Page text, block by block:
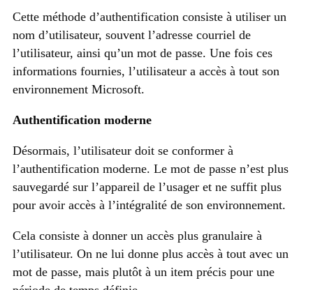
Cette méthode d’authentification consiste à utiliser un
nom d’utilisateur, souvent l’adresse courriel de
l’utilisateur, ainsi qu’un mot de passe. Une fois ces
informations fournies, l’utilisateur a accès à tout son
environnement Microsoft.
Authentification moderne
Désormais, l’utilisateur doit se conformer à
l’authentification moderne. Le mot de passe n’est plus
sauvegardé sur l’appareil de l’usager et ne suffit plus
pour avoir accès à l’intégralité de son environnement.
Cela consiste à donner un accès plus granulaire à
l’utilisateur. On ne lui donne plus accès à tout avec un
mot de passe, mais plutôt à un item précis pour une